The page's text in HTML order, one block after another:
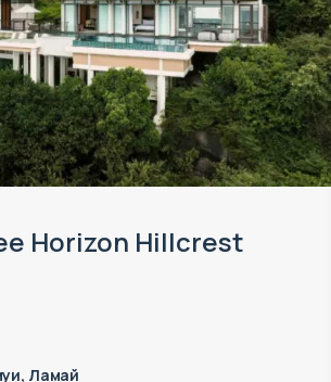
Horizon Hillcrest
Ламай